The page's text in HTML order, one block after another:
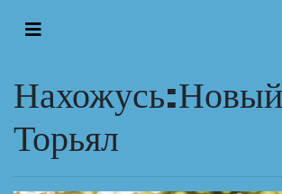
Нахожусь:Новый
Торьял